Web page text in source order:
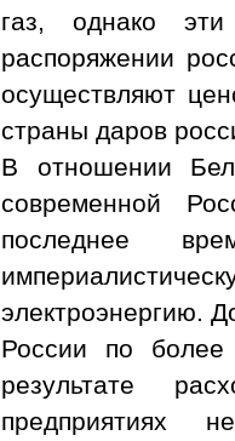
газ, однако
распоряжении
осуществляют
страны даров
В отношении
современной
последнее
электроэнергию.
России по
результате
предприятиях